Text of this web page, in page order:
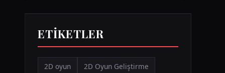
ETIKETLER
2D oyun 2D Oyun Geliştirme